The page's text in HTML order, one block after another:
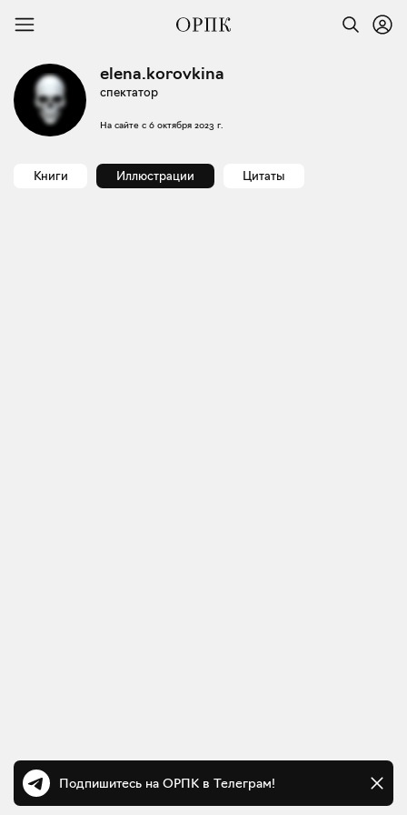
elena.korovkina
спектатор
На сайте с 6 октября 2023 г.
Книги Иллюстрации Цитаты
Подпишитесь на ОРПК в Телеграм!